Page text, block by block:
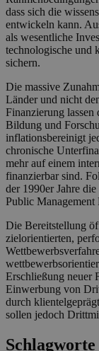
dass sich die
entwickeln kann.
als wesentliche
technologische und
sichern.
Die massive
Länder und nicht
Finanzierung
Bildung und
inflationsbereinigt
chronische
mehr auf einem
finanzierbar sind.
der 1990er Jahre
Public Management
Die Bereitstellung
zielorientierten,
Erschließung neuer
Einwerbung von
durch
sollen jedoch
Schlagworte